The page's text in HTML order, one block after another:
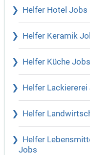
Helfer Hotel Jobs
Helfer Keramik
Helfer Küche Jobs
Helfer Lackiererei
Helfer
Helfer
Jobs